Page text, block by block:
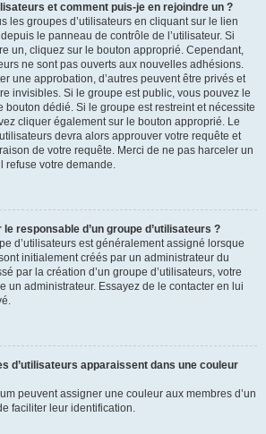
et comment puis-je en rejoindre un ?
les groupes d’utilisateurs en cliquant sur le lien
le panneau de contrôle de l’utilisateur. Si
un, cliquez sur le bouton approprié. Cependant,
ne sont pas ouverts aux nouvelles adhésions.
une approbation, d’autres peuvent être privés et
invisibles. Si le groupe est public, vous pouvez le
bouton dédié. Si le groupe est restreint et nécessite
cliquer également sur le bouton approprié. Le
devra alors approuver votre requête et
de votre requête. Merci de ne pas harceler un
refuse votre demande.
responsable d’un groupe d’utilisateurs ?
d’utilisateurs est généralement assigné lorsque
initialement créés par un administrateur du
par la création d’un groupe d’utilisateurs, votre
un administrateur. Essayez de le contacter en lui
d’utilisateurs apparaissent dans une couleur
peuvent assigner une couleur aux membres d’un
faciliter leur identification.